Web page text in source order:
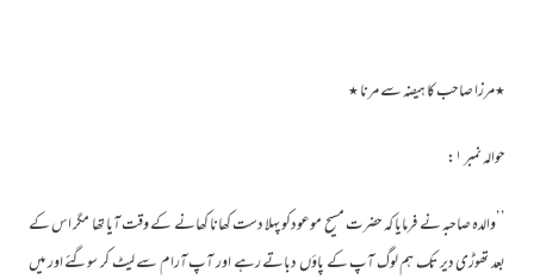
٭مرزا صاحب کا ہیضہ سے مرنا ٭
حوالہ نمبر ۱:
’’والدہ صاحبہ نے فرمایا کہ حضرت مسیح موعودکو پہلا دست کھانا کھانے کے وقت آیا تھا مگر اس کے
بعد تھوڑی دیر تک ہم لوگ آپ کے پاؤں دباتے رہے اور آپ آرام سے لیٹ کر سوگئے اور میں